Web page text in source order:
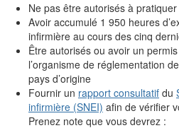
Ne pas être autorisés à
Avoir accumulé 1 950 heures
infirmière au cours des cinq
Être autorisés ou avoir un
l’organisme de réglementation
pays d’origine
Fournir un rapport consultatif du
infirmière (SNEI) afin de vérifier
Prenez note que vous devrez :